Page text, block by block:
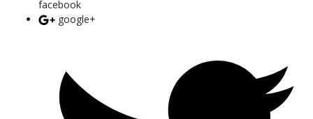
facebook
google+